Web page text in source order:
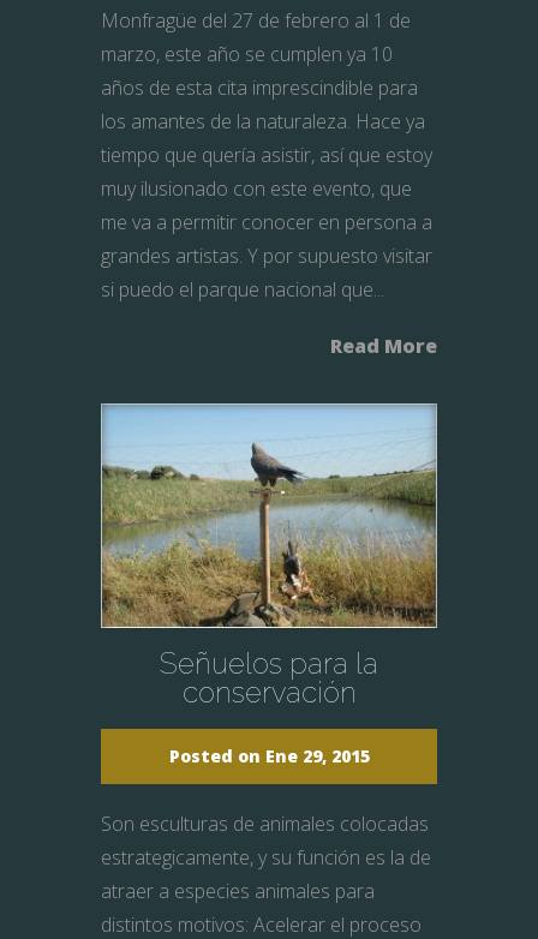
Monfragüe del 27 de febrero al 1 de
marzo, este año se cumplen ya 10
años de esta cita imprescindible para
los amantes de la naturaleza. Hace ya
tiempo que quería asistir, así que estoy
muy ilusionado con este evento, que
me va a permitir conocer en persona a
grandes artistas. Y por supuesto visitar
si puedo el parque nacional que...
Read More
Señuelos para la
conservación
Posted on Ene 29, 2015
Son esculturas de animales colocadas
estrategicamente, y su función es la de
atraer a especies animales para
distintos motivos: Acelerar el proceso